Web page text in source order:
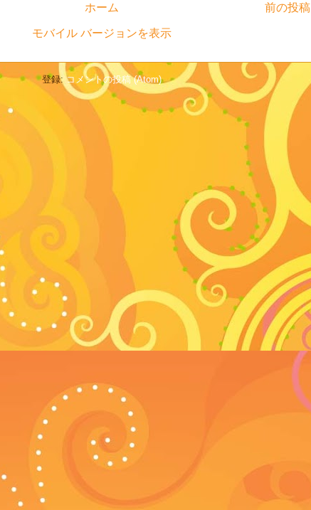
前の投稿
ホーム
モバイル バージョンを表示
登録:コメントの投稿 (Atom)